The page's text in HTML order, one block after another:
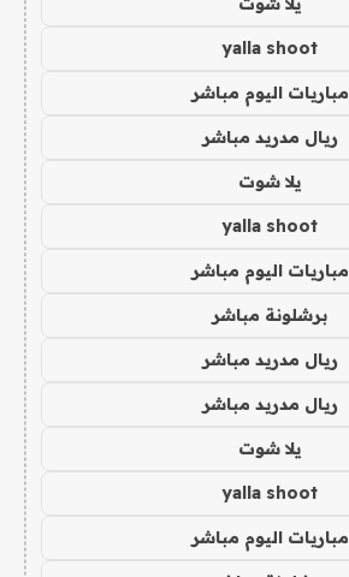
yalla shoot
مباريات اليوم مباشر
ريال مدريد مباشر
يلا شوت
yalla shoot
مباريات اليوم مباشر
برشلونة مباشر
ريال مدريد مباشر
ريال مدريد مباشر
يلا شوت
yalla shoot
مباريات اليوم مباشر